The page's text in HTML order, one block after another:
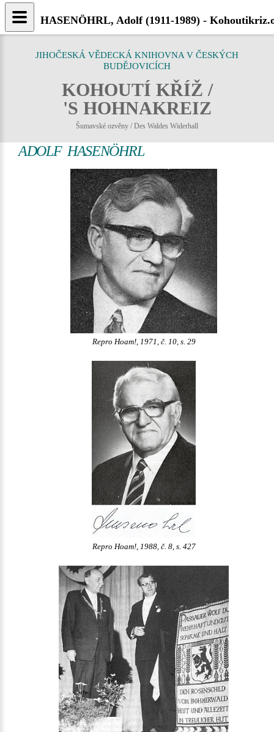
JIHOČESKÁ VĚDECKÁ KNIHOVNA V ČESKÝCH
BUDĚJOVICÍCH
KOHOUTÍ KŘÍŽ /
'S HOHNAKREIZ
Šumavské ozvěny / Des Waldes Widerhall
ADOLF HASENÖHRL
Repro Hoam!, 1971, č. 10, s. 29
Repro Hoam!, 1988, č. 8, s. 427
HASENÖHRL, Adolf (1911-1989) -